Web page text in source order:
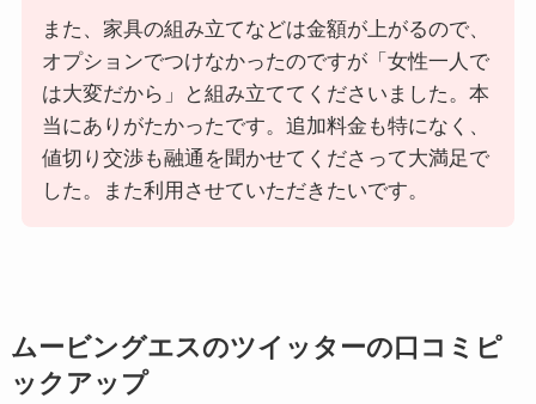
また、家具の組み立てなどは金額が上がるので、
オプションでつけなかったのですが「女性一人で
は大変だから」と組み立ててくださいました。本
当にありがたかったです。追加料金も特になく、
値切り交渉も融通を聞かせてくださって大満足で
した。また利用させていただきたいです。
ムービングエスのツイッターの口コミピ
ックアップ